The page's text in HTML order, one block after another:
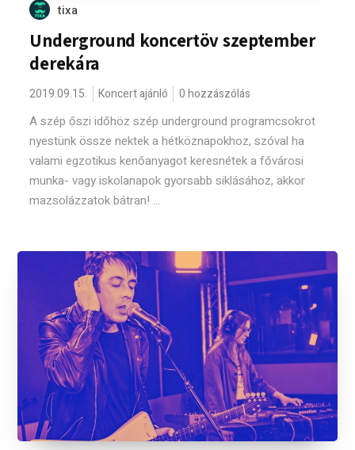
tixa
Underground koncertöv szeptember
derekára
2019.09.15. Koncert ajánló 0 hozzászólás
A szép őszi időhöz szép underground programcsokrot
nyestünk össze nektek a hétköznapokhoz, szóval ha
valami egzotikus kenőanyagot keresnétek a fővárosi
munka- vagy iskolanapok gyorsabb siklásához, akkor
mazsolázzatok bátran! ...